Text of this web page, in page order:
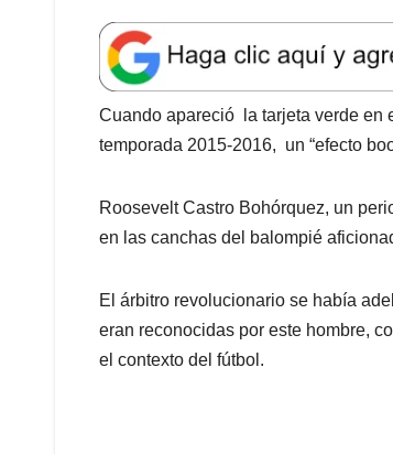
a
t
s
A
p
e
b
o
o
k
e
d
I
l
e
a
d
s
Cuando apareció la tarjeta verde en
temporada 2015-2016, un “efecto
Roosevelt Castro Bohórquez, un
en las canchas del balompié
El árbitro revolucionario se había
eran reconocidas por este hombre,
el contexto del fútbol.